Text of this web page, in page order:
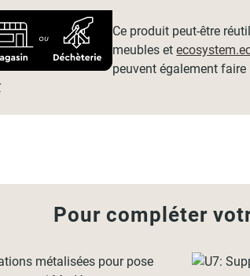
Ce produit peut-être
meubles et
peuvent également
Pour compléter